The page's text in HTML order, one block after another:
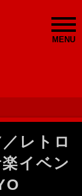
MENU
レトロ
イベン